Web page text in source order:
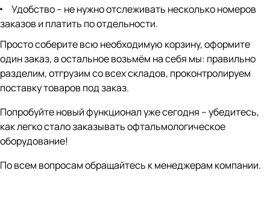
Удобство – не нужно отслеживать несколько номеров
заказов и платить по отдельности.
Просто соберите всю необходимую корзину, оформите
один заказ, а остальное возьмём на себя мы: правильно
разделим, отгрузим со всех складов, проконтролируем
поставку товаров под заказ.
Попробуйте новый функционал уже сегодня – убедитесь,
как легко стало заказывать офтальмологическое
оборудование!
По всем вопросам обращайтесь к менеджерам компании.